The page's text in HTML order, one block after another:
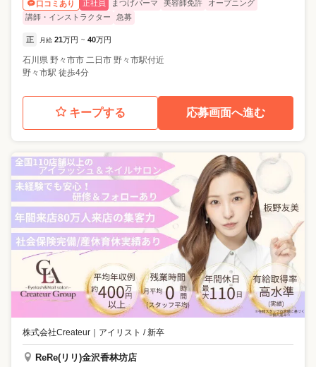
口コミあり 正社員 まつげパーマ 美容師免許
オープニング
講師・インストラクター
急募
正 月給 21万円 ~ 40万円
石川県 野々市市 二日市 野々市駅付近
野々市駅 徒歩4分
キープする 応募画面へ進む
株式会社Createur アイリスト / 新卒
ReRe(リリ)金沢香林坊店